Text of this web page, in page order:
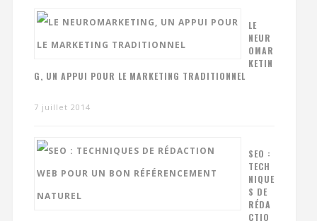
LE
NEUR
OMAR
KETIN
G, UN APPUI POUR LE MARKETING TRADITIONNEL
7 juillet 2014
SEO :
TECH
NIQUE
S DE
RÉDA
CTIO